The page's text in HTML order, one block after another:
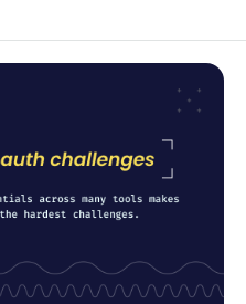
보안이 중요한 이유